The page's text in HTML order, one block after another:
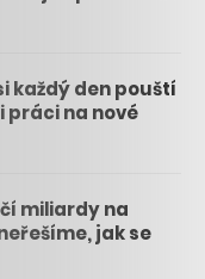
každý den pouští
práci na nové
miliardy na
jak se